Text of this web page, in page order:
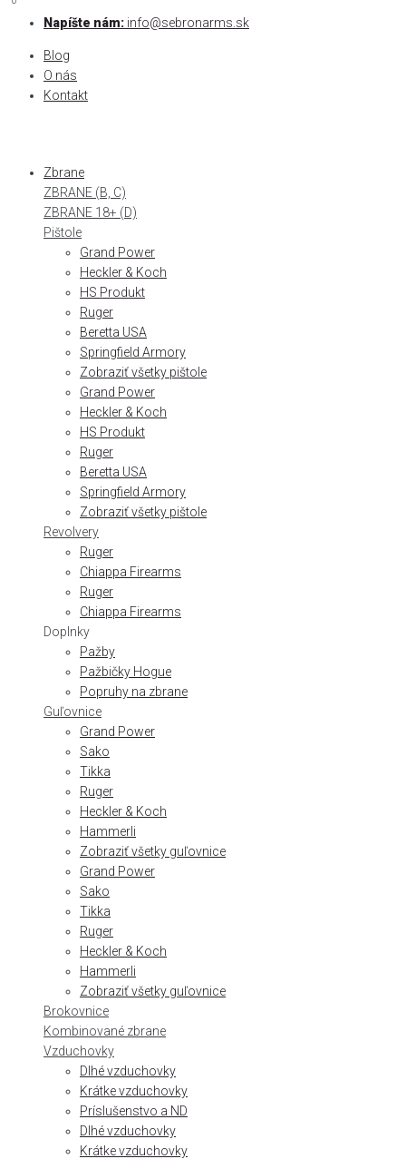
Skip
content
Napíšte nám: info@sebronarms.sk
Blog
O nás
Kontakt
Zbrane
ZBRANE (B, C)
ZBRANE 18+ (D)
Pištole
Grand Power
Heckler & Koch
HS Produkt
Ruger
Beretta USA
Springfield Armory
Zobraziť všetky pištole
Grand Power
Heckler & Koch
HS Produkt
Ruger
Beretta USA
Springfield Armory
Zobraziť všetky pištole
Revolvery
Ruger
Chiappa Firearms
Ruger
Chiappa Firearms
Doplnky
Pažby
Pažbičky Hogue
Popruhy na zbrane
Guľovnice
Grand Power
Sako
Tikka
Ruger
Heckler & Koch
Hammerli
Zobraziť všetky guľovnice
Grand Power
Sako
Tikka
Ruger
Heckler & Koch
Hammerli
Zobraziť všetky guľovnice
Brokovnice
Kombinované zbrane
Vzduchovky
Dlhé vzduchovky
Krátke vzduchovky
Príslušenstvo a ND
Dlhé vzduchovky
Krátke vzduchovky